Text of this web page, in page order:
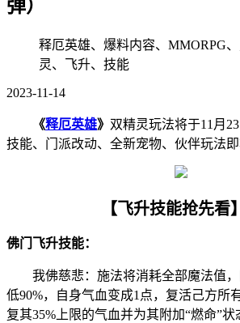
弹）
释厄英雄、爆料内容、MMORPG
灵、飞升、技能
2023-11-14
《释厄英雄》 双精灵玩法将于11月
技能、门派改动、全新宠物、伙伴玩法
【飞升技能抢先看
佛门飞升技能：
我佛慈悲：施法将消耗全部魔法值
低90%，自身气血变成1点，复活己方所
复其35%上限的气血并为其附加“燃命”